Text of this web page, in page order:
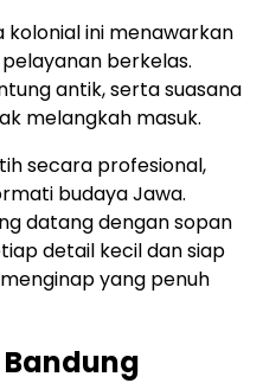
ini menawarkan
berkelas.
antik, serta suasana
melangkah masuk.
secara profesional,
budaya Jawa.
datang dengan sopan
detail kecil dan siap
yang penuh